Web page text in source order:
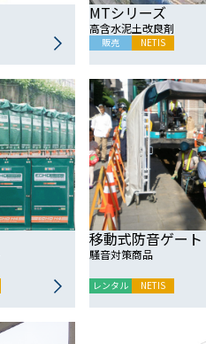
MTシリーズ
高含水泥土改良剤
販売 NETIS
移動式防音ゲート
騒音対策商品
レンタル NETIS